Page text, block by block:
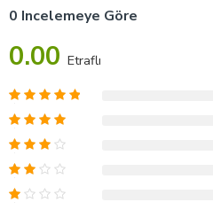
0 Incelemeye Göre
0.00 Etraflı